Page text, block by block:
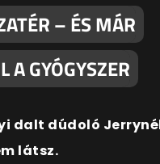
– ÉS MÁR
A GYÓGYSZER
dalt dúdoló
látsz.